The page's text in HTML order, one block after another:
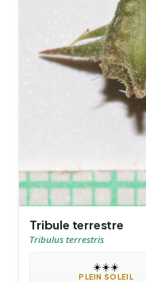
Tribule terrestre
Tribulus terrestris
☀️☀️☀️
PLEIN SOLEIL